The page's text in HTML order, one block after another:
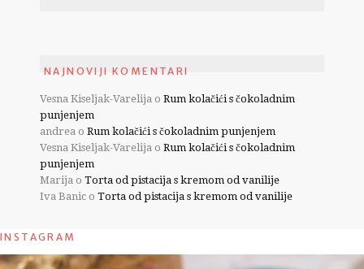
NAJNOVIJI KOMENTARI
Vesna Kiseljak-Varelija o Rum kolačići s čokoladnim
punjenjem
andrea o Rum kolačići s čokoladnim punjenjem
Vesna Kiseljak-Varelija o Rum kolačići s čokoladnim
punjenjem
Marija o Torta od pistacija s kremom od vanilije
Iva Banic o Torta od pistacija s kremom od vanilije
INSTAGRAM